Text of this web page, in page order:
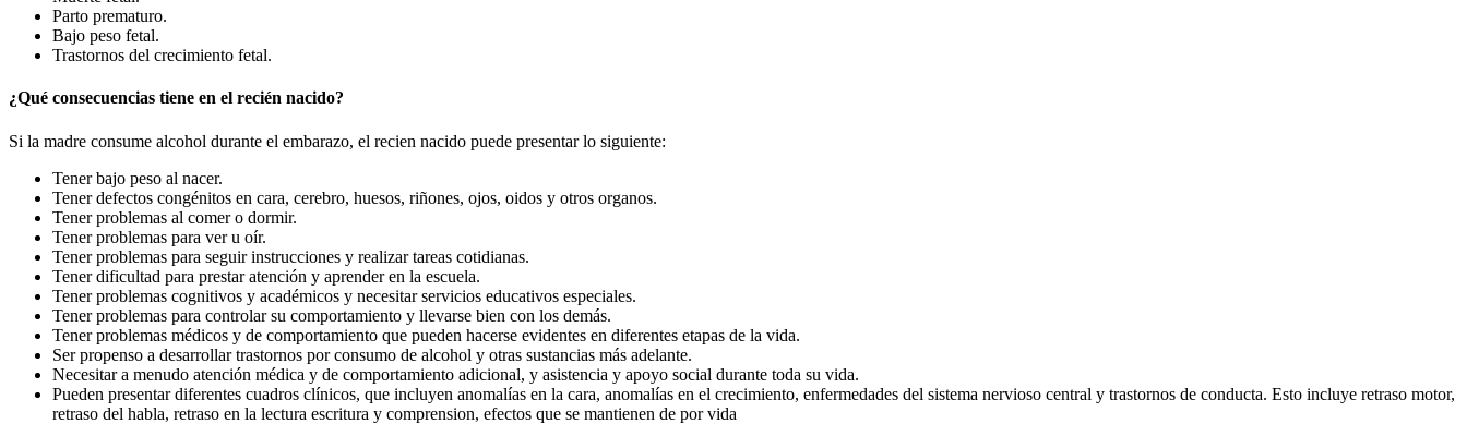
Parto prematuro.
Bajo peso fetal.
Trastornos del crecimiento fetal.
¿Qué consecuencias tiene en el recién nacido?
Si la madre consume alcohol durante el embarazo, el recien nacido puede presentar lo siguiente:
Tener bajo peso al nacer.
Tener defectos congénitos en cara, cerebro, huesos, riñones, ojos, oidos y otros organos.
Tener problemas al comer o dormir.
Tener problemas para ver u oír.
Tener problemas para seguir instrucciones y realizar tareas cotidianas.
Tener dificultad para prestar atención y aprender en la escuela.
Tener problemas cognitivos y académicos y necesitar servicios educativos especiales.
Tener problemas para controlar su comportamiento y llevarse bien con los demás.
Tener problemas médicos y de comportamiento que pueden hacerse evidentes en diferentes etapas de la vida.
Ser propenso a desarrollar trastornos por consumo de alcohol y otras sustancias más adelante.
Necesitar a menudo atención médica y de comportamiento adicional, y asistencia y apoyo social durante toda su vida.
Pueden presentar diferentes cuadros clínicos, que incluyen anomalías en la cara, anomalías en el crecimiento, enfermedades del sistema nervioso central y trastornos de conducta. Esto incluye retraso motor,
retraso del habla, retraso en la lectura escritura y comprension, efectos que se mantienen de por vida